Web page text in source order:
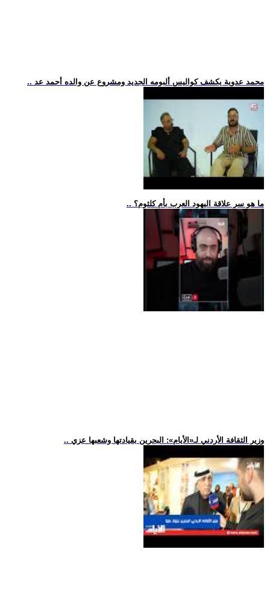
.. محمد عدوية يكشف كواليس ألبومه الجديد ومشروع عن والده أحمد عد
.. ما هو سر علاقة اليهود العرب بأم كلثوم؟
.. وزير الثقافة الأردني لـ«الأيام»: البحرين بقيادتها وشعبها عزي